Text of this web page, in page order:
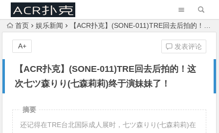
首页 娱乐新闻 【ACR扑克】(SONE-011)TRE回去后拍的！这次七ツ森りり(七森莉莉)终于演妹妹了！
【ACR扑克】(SONE-011)TRE回去后拍的！这
次七ツ森りり(七森莉莉)终于演妹妹了！
发表评论
A+
摘要
还记得在TRE台北国际成人展时，七ツ森りり(七森莉莉)在